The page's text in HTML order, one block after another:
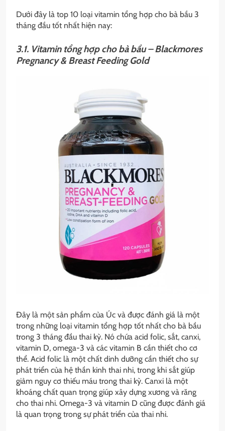
Dưới đây là top 10 loại vitamin tổng hợp cho bà bầu 3
tháng đầu tốt nhất hiện nay:
3.1. Vitamin tổng hợp cho bà bầu – Blackmores
Pregnancy & Breast Feeding Gold
Đây là một sản phẩm của Úc và được đánh giá là một
trong những loại vitamin tổng hợp tốt nhất cho bà bầu
trong 3 tháng đầu thai kỳ. Nó chứa acid folic, sắt, canxi,
vitamin D, omega-3 và các vitamin B cần thiết cho cơ
thể. Acid folic là một chất dinh dưỡng cần thiết cho sự
phát triển của hệ thần kinh thai nhi, trong khi sắt giúp
giảm nguy cơ thiếu máu trong thai kỳ. Canxi là một
khoáng chất quan trọng giúp xây dựng xương và răng
cho thai nhi. Omega-3 và vitamin D cũng được đánh giá
là quan trọng trong sự phát triển của thai nhi.